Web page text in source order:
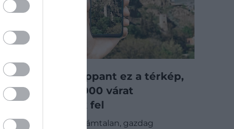
Órákra beszippant ez a térkép,
ahol közel 7000 várat
fedezhetünk fel
Európa-szerte számtalan, gazdag